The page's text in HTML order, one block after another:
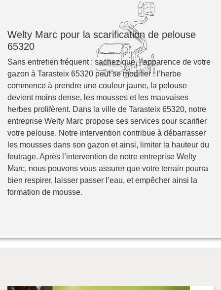
Welty Marc pour la scarification de pelouse
65320
Sans entretien fréquent ; sachez que, l’apparence de votre
gazon à Tarasteix 65320 peut se modifier : l’herbe
commence à prendre une couleur jaune, la pelouse
devient moins dense, les mousses et les mauvaises
herbes prolifèrent. Dans la ville de Tarasteix 65320, notre
entreprise Welty Marc propose ses services pour scarifier
votre pelouse. Notre intervention contribue à débarrasser
les mousses dans son gazon et ainsi, limiter la hauteur du
feutrage. Après l’intervention de notre entreprise Welty
Marc, nous pouvons vous assurer que votre terrain pourra
bien respirer, laisser passer l’eau, et empêcher ainsi la
formation de mousse.